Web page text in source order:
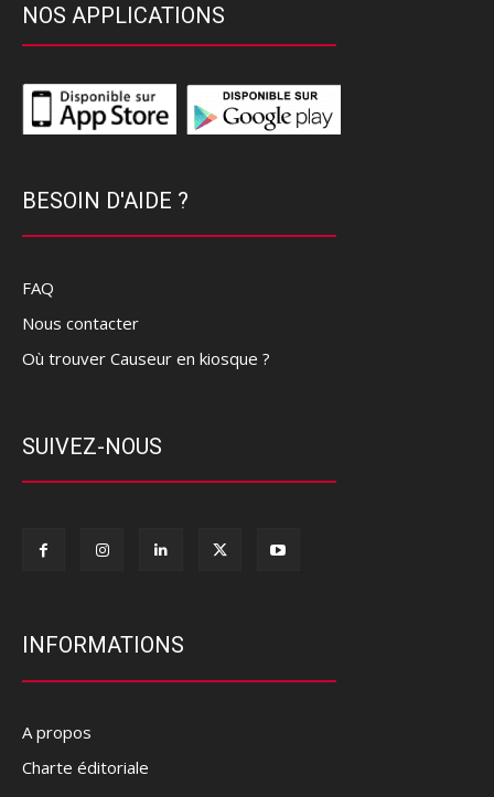
NOS APPLICATIONS
BESOIN D'AIDE ?
FAQ
Nous contacter
Où trouver Causeur en kiosque ?
SUIVEZ-NOUS
INFORMATIONS
A propos
Charte éditoriale